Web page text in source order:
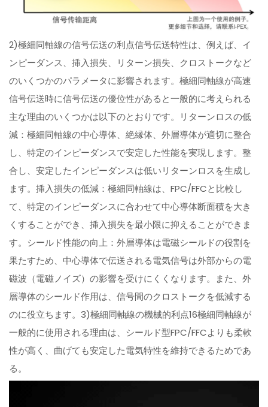
2)極細同軸線の信号伝送の利点信号伝送特性は、例えば、イ
ンピーダンス、挿入損失、リターン損失、クロストークなど
のいくつかのパラメータに影響されます。極細同軸線が高速
信号伝送時に信号伝送の優位性があると一般的に考えられる
主な理由のいくつかは以下のとおりです。リターンロスの低
減：極細同軸線の中心導体、絶縁体、外層導体が適切に整合
し、特定のインピーダンスで安定した性能を実現します。整
合し、安定したインピーダンスは低いリターンロスを生成し
ます。挿入損失の低減：極細同軸線は、FPC/FFCと比較し
て、特定のインピーダンスに合わせて中心導体断面積を大き
くすることができ、挿入損失を最小限に抑えることができま
す。シールド性能の向上：外層導体は電磁シールドの役割を
果たすため、中心導体で伝送される電気信号は外部からの電
磁波（電磁ノイズ）の影響を受けにくくなります。また、外
層導体のシールド作用は、信号間のクロストークを低減する
のに役立ちます。3)極細同軸線の機械的利点16極細同軸線が
一般的に使用される理由は、シールド型FPC/FFCよりも柔軟
性が高く、曲げても安定した電気特性を維持できるためであ
る。